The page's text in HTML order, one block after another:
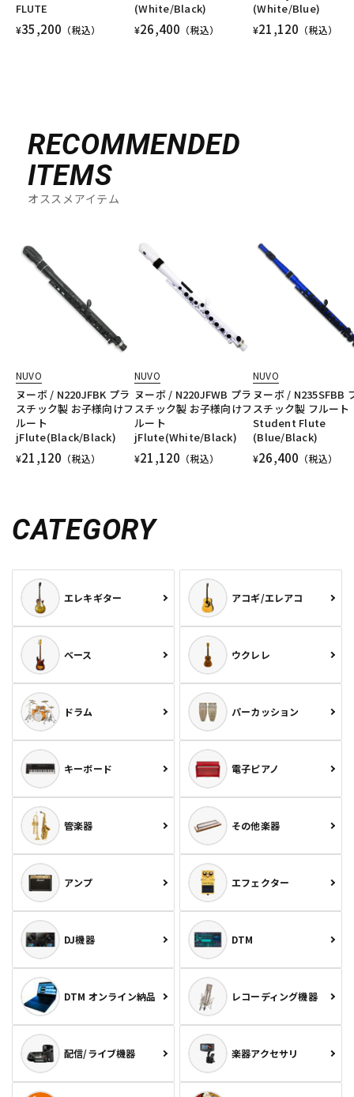
FLUTE
¥35,200 （税込）
(White/Black)
¥26,400 （税込）
(White/Blue)
¥21,120 （税込）
RECOMMENDED
ITEMS
オススメアイテム
NUVO
ヌーボ / N220JFBK プラ
スチック製 お子様向けフ
ルート
jFlute(Black/Black)
¥21,120 （税込）
NUVO
ヌーボ / N220JFWB プラ
スチック製 お子様向けフ
ルート
jFlute(White/Black)
¥21,120 （税込）
NUVO
ヌーボ / N235SFBB
スチック製 フルート
Student Flute
(Blue/Black)
¥26,400 （税込）
CATEGORY
エレキギター アコギ/エレアコ
ベース ウクレレ
ドラム パーカッション
キーボード 電子ピアノ
管楽器 その他楽器
アンプ エフェクター
DJ機器 DTM
DTM オンライン納品 レコーディング機器
配信/ライブ機器 楽器アクセサリ